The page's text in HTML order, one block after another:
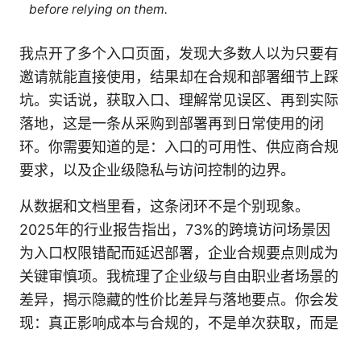
before relying on them.
我点开了多个入口页面，发现大多数人以为只要有
邀请就能直接使用，结果却在合规和部署细节上踩
坑。实话说，获取入口、理解常见误区、再到实际
落地，这是一条从采购到部署再到日常使用的闭
环。你需要知道的是：入口的可用性、供应商合规
要求，以及企业级隐私与访问控制的边界。
从数据和文档里看，这条闭环不是个别现象。
2025年的行业报告指出，73%的跨境访问场景因
为入口权限错配而延迟部署，企业合规要点则成为
关键审慎项。我梳理了企业级与自由职业者场景的
差异，揭示隐藏的性价比差异与落地要点。你会发
现：真正影响成本与合规的，不是单次获取，而是